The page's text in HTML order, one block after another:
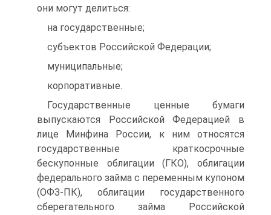
они могут делиться:
на государственные;
субъектов Российской Федерации;
муниципальные;
корпоративные.
Государственные ценные бумаги
выпускаются Российской Федерацией в
лице Минфина России, к ним относятся
государственные краткосрочные
бескупонные облигации (ГКО), облигации
федерального займа с переменным купоном
(ОФЗ-ПК), облигации государственного
сберегательного займа Российской